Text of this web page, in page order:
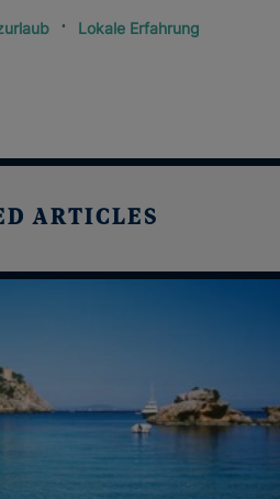
Lokale Erfahrung
ARTICLES